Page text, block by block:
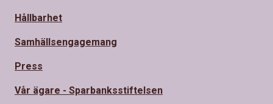
Hållbarhet
Samhällsengagemang
Press
Vår ägare - Sparbanksstiftelsen